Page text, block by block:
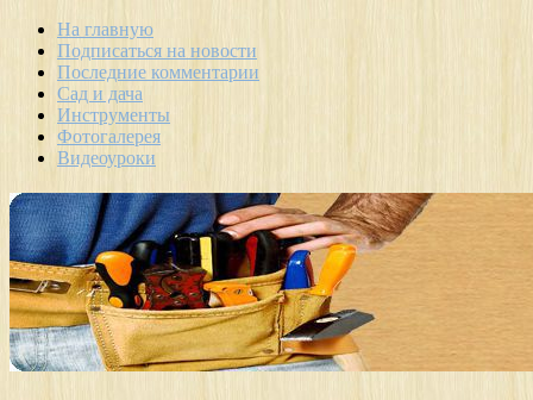
На главную
Подписаться на новости
Последние комментарии
Сад и дача
Инструменты
Фотогалерея
Видеоуроки